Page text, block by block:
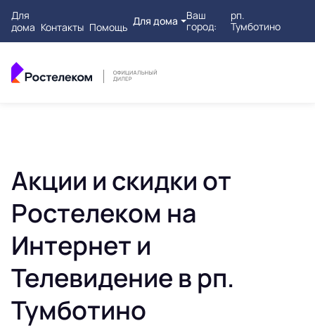
Для
дома Контакты Помощь Для дома
Ваш
город:
рп.
Тумботино
Акции и скидки от
Ростелеком на
Интернет и
Телевидение в рп.
Тумботино